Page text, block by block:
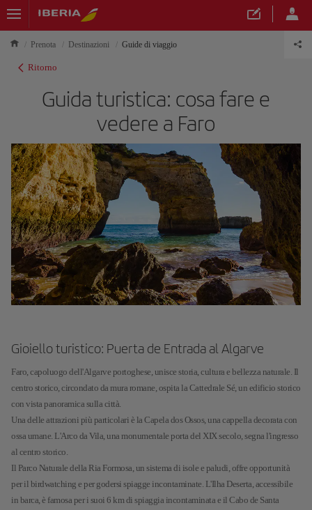
Prenota Destinazioni Guide di viaggio
Ritorno
Guida turistica: cosa fare e
vedere a Faro
Gioiello turistico: Puerta de Entrada al Algarve
Faro, capoluogo dell'Algarve portoghese, unisce storia, cultura e bellezza naturale. Il
centro storico, circondato da mura romane, ospita la Cattedrale Sé, un edificio storico
con vista panoramica sulla città.
Una delle attrazioni più particolari è la Capela dos Ossos, una cappella decorata con
ossa umane. L'Arco da Vila, una monumentale porta del XIX secolo, segna l'ingresso
al centro storico.
Il Parco Naturale della Ria Formosa, un sistema di isole e paludi, offre opportunità
per il birdwatching e per godersi spiagge incontaminate. L'Ilha Deserta, accessibile
in barca, è famosa per i suoi 6 km di spiaggia incontaminata e il Cabo de Santa